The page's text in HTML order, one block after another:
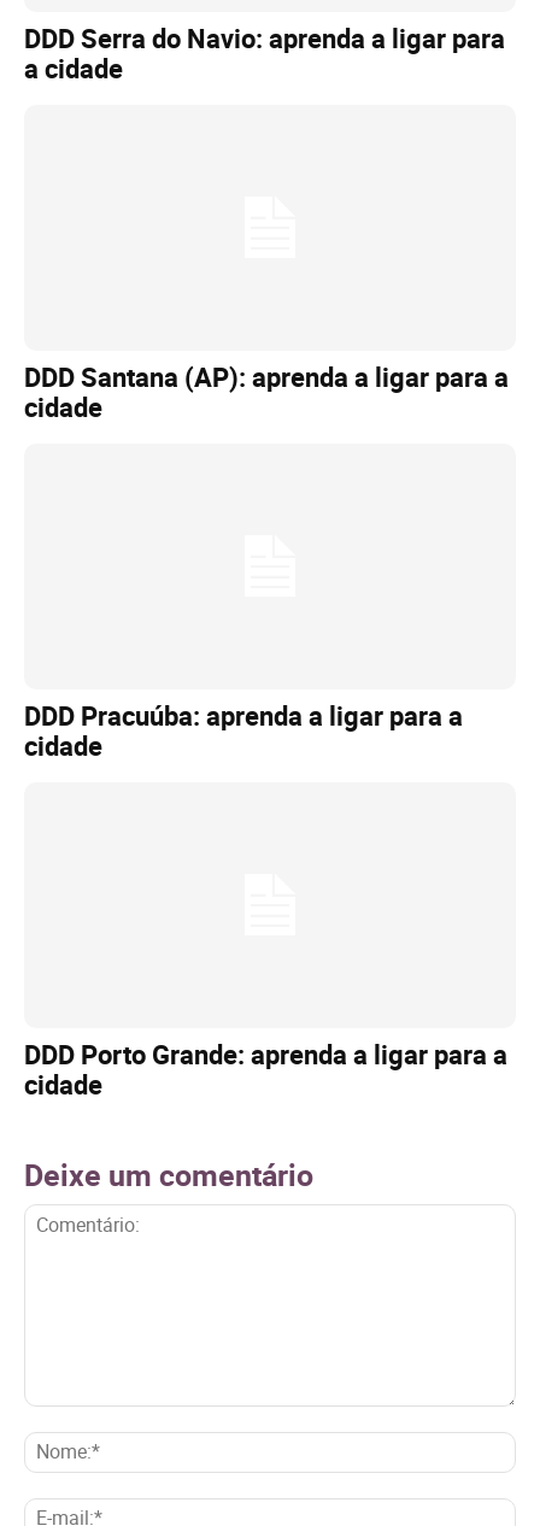
DDD Serra do Navio: aprenda a ligar para
a cidade
DDD Santana (AP): aprenda a ligar para a
cidade
DDD Pracuúba: aprenda a ligar para a
cidade
DDD Porto Grande: aprenda a ligar para a
cidade
Deixe um comentário
E-